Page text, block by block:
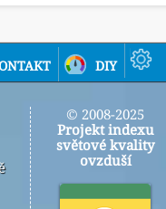
diy
© 2008-2025
Projekt indexu
světové kvality
ovzduší